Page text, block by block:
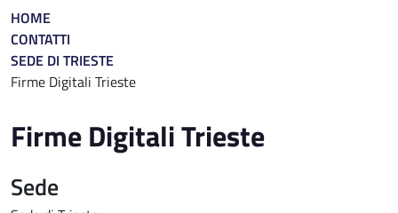
Briciole di pane
HOME
CONTATTI
SEDE DI TRIESTE
Firme Digitali Trieste
Firme Digitali Trieste
Sede